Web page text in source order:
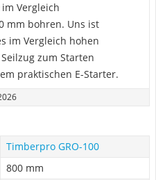
Vergleich
mm bohren. Uns ist
im Vergleich hohen
zum Starten
praktischen E-Starter.
Timberpro GRO-100
800 mm